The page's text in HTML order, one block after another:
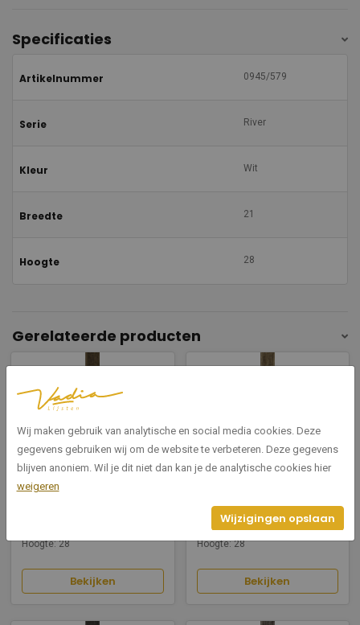
Specificaties
Artikelnummer 0945/579
Serie River
Kleur Wit
Breedte 21
Hoogte 28
Gerelateerde producten
0945/576
River bruin 21
Hoogte: 28
Bekijken
0945/575
Breedte: 21
Hoogte: 28
Bekijken
Wij maken gebruik van analytische en social media cookies. Deze
gegevens gebruiken wij om de website te verbeteren. Deze gegevens
blijven anoniem. Wil je dit niet dan kan je de analytische cookies hier
weigeren
Wijzigingen opslaan